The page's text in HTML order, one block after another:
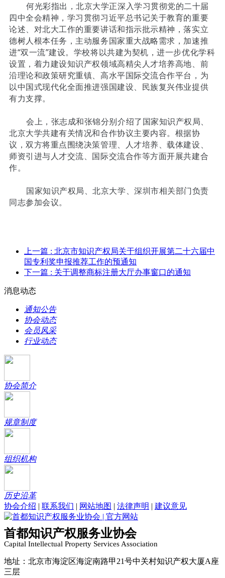
何光彩指出，北京大学正深入学习贯彻党的二十届
四中全会精神，学习贯彻习近平总书记关于教育的重要
论述、对北大工作的重要讲话和指示批示精神，落实立
德树人根本任务，主动服务国家重大战略需求，加速推
进“双一流”建设。学校将以共建为契机，进一步优化学科
设置，着力建设知识产权领域高精尖人才培养高地、前
沿理论和政策研究重镇、高水平国际交流合作平台，为
以中国式现代化全面推进强国建设、民族复兴伟业提供
有力支撑。
会上，张志成和张锦分别介绍了国家知识产权局、
北京大学共建有关情况和合作协议主要内容。根据协
议，双方将重点围绕决策管理、人才培养、载体建设、
师资引进与人才交流、国际交流合作等方面开展共建合
作。
国家知识产权局、北京大学、深圳市相关部门负责
同志参加会议。
上一篇 : 北京市知识产权局关于组织开展第二十六届中
国专利奖申报推荐工作的预通知
下一篇 : 关于调整商标注册大厅办事窗口的通知
消息动态
通知公告
协会动态
会员风采
行业动态
协会简介
规章制度
组织机构
历史沿革
协会介绍
联系我们 网站地图 法律声明 建议意见
首都知识产权服务业协会
Capital Intellectual Property Services Association
地址：北京市海淀区海淀南路甲21号中关村知识产权大厦A座
三层